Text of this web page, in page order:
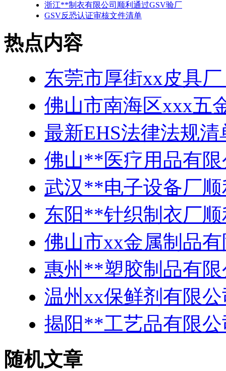
浙江**制衣有限公司顺利通过GSV验厂
GSV反恐认证审核文件清单
热点内容
东莞市厚街xx皮具
佛山市南海区xxx五
最新EHS法律法规清
佛山**医疗用品有
武汉**电子设备厂
东阳**针织制衣厂
佛山市xx金属制品
惠州**塑胶制品有
温州xx保鲜剂有限
揭阳**工艺品有限
随机文章